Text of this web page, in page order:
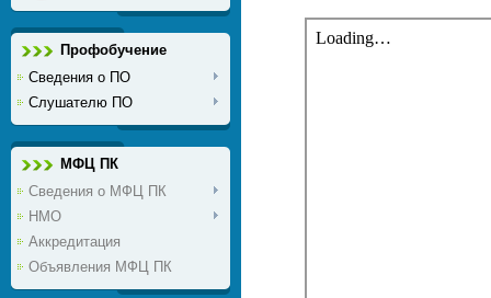
Профобучение
Сведения о ПО
Слушателю ПО
МФЦ ПК
Сведения о МФЦ ПК
НМО
Аккредитация
Объявления МФЦ ПК